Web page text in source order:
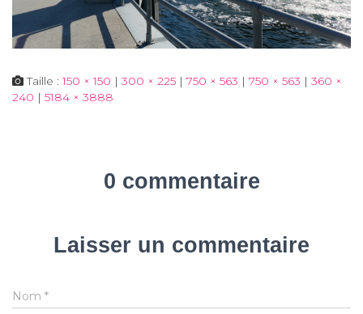
Taille :150 × 150 | 300 × 225 | 750 × 563 | 750 × 563 | 360 ×
240 | 5184 × 3888
0 commentaire
Laisser un commentaire
Nom *